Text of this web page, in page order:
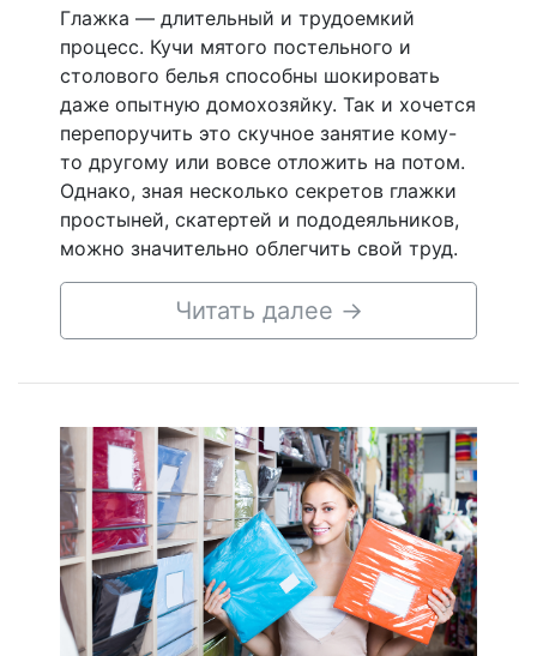
Глажка — длительный и трудоемкий
процесс. Кучи мятого постельного и
столового белья способны шокировать
даже опытную домохозяйку. Так и хочется
перепоручить это скучное занятие кому-
то другому или вовсе отложить на потом.
Однако, зная несколько секретов глажки
простыней, скатертей и пододеяльников,
можно значительно облегчить свой труд.
Читать далее →